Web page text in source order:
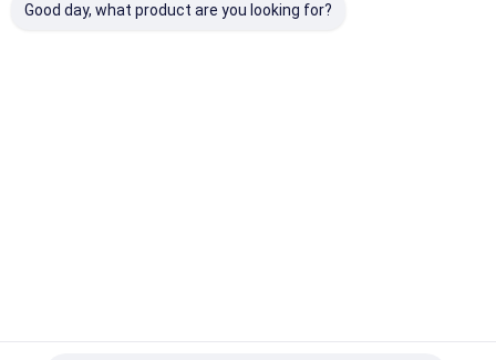
Ltd. All Rights Reserved.
Good day, what product are you looking for?